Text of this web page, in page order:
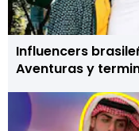
Influencers
Aventuras y